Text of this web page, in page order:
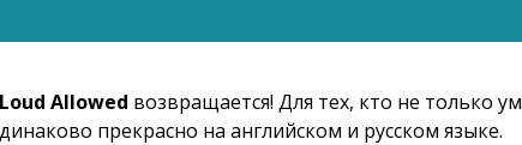
Loud Allowed возвращается! Для тех, кто не только
прекрасно на английском и русском языке.